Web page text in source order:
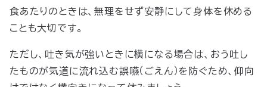
食あたりのときは、無理をせず安静にして身体を休める
ことも大切です。
ただし、吐き気が強いときに横になる場合は、おう吐し
たものが気道に流れ込む誤嚥（ごえん）を防ぐため、仰向